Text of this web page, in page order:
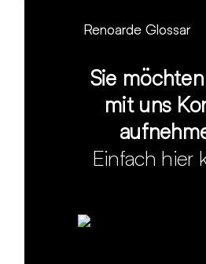
Renoarde Glossar
Sie
mit uns
Einfach hier